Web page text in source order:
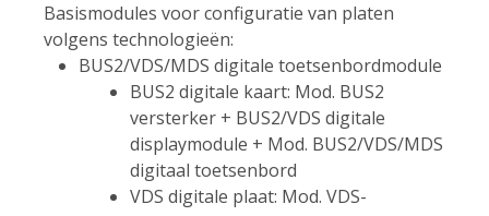
Basismodules voor configuratie van platen
volgens technologieën:
BUS2/VDS/MDS digitale toetsenbordmodule
BUS2 digitale kaart: Mod. BUS2
versterker + BUS2/VDS digitale
displaymodule + Mod. BUS2/VDS/MDS
digitaal toetsenbord
VDS digitale plaat: Mod. VDS-